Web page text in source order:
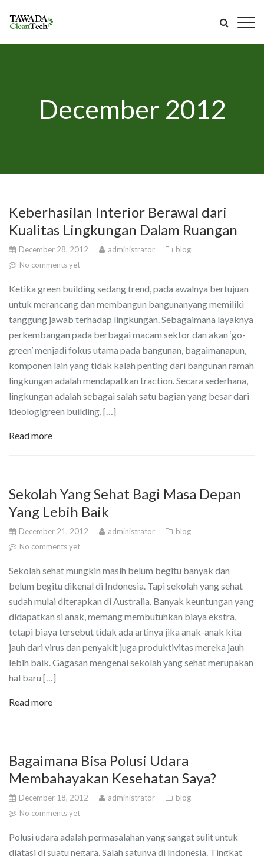
December 2012
Keberhasilan Interior Berawal dari
Kualitas Lingkungan Dalam Ruangan
December 28, 2012 administrator
blog
No comments yet
Ketika green building sedang trend, pada awalnya bertujuan
untuk merancang dan membangun bangunanyang memiliki
tanggung jawab terhadap lingkungan. Sebagaimana layaknya
perkembangan pada berbagai macam sektor dan akan ‘go-
green’ menjadi fokus utama pada bangunan, bagaimanapun,
komponen lain yang tidak kalah penting dari bangunan ramah
lingkungan adalah mendapatkan traction. Secara sederhana,
lingkungan adalah sebagai salah satu bagian yang besar dari
ideologigreen building, […]
Read more
Sekolah Yang Sehat Bagi Masa Depan
Yang Lebih Baik
December 21, 2012 administrator
blog
No comments yet
Sekolah sehat mungkin masih belum begitu banyak dan
belum begitu dikenal di Indonesia. Tapi sekolah yang sehat
sudah mulai diterapkan di Australia. Banyak keuntungan yang
didapatkan si anak, memang membutuhkan biaya ekstra,
tetapi biaya tersebut tidak ada artinya jika anak-anak kita
jauh dari virus dan penyakit juga produktivitas mereka jauh
lebih baik. Gagasan mengenai sekolah yang sehat merupakan
hal baru […]
Read more
Bagaimana Bisa Polusi Udara
Membahayakan Kesehatan Saya?
December 18, 2012 administrator
blog
No comments yet
Polusi udara adalah permasalahan yang sangat sulit untuk
diatasi di suatu negara. Salah satunya di Indonesia. Tingkat